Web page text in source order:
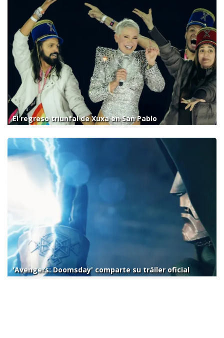
El regreso triunfal de Xuxa en San Pablo
'Avengers: Doomsday' comparte su tráiler oficial